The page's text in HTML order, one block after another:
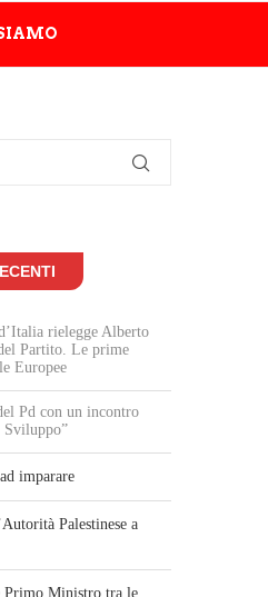
rielegge Alberto
Partito. Le prime
Europee
Pd con un incontro
Sviluppo”
imparare
Palestinese a
Primo Ministro tra le